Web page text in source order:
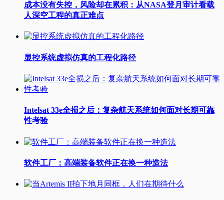
成本没有失控，风险却在累积：从NASA登月审计看载
人深空工程的真正难点
显控系统虚拟仿真的工程化路径
Intelsat 33e全损之后：复杂航天系统如何面对长期可靠
性考验
软件工厂：高端装备软件正在换一种造法